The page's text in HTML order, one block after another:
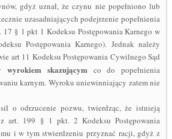
gdyż uznał, że czynu nie popełniono lub
uzasadniających podejrzenie popełnienia
17 § 1 pkt 1 Kodeksu Postępowania Karnego w
Postępowania Karnego). Jednak należy
art 11 Kodeksu Postępowania Cywilnego Sąd
wyrokiem skazującymco do popełnienia
karnym. Wyroku uniewinniający zatem nie
o odrzucenie pozwu, twierdząc, że istnieją
z art. 199 § 1 pkt. 2 Kodeksu Postępowania
i w tym stwierdzeniu przyznać racji, gdyż z